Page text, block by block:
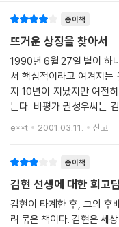
(편집의 말, 정과리)
종이책
뜨거운 상징을 찾아서
1990년 6월 27일 별이 하
서 핵심적이라고 여겨지는
지 10년이 지났지만 여전
는다. 비평가 권성우씨는
스적 과정으로 그리고 해
e**t 2001.03.11. 신고
종이책
김현 선생에 대한 회고
김현이 타계한 후, 그의 후
려 묶은 책이다. 김현은 세